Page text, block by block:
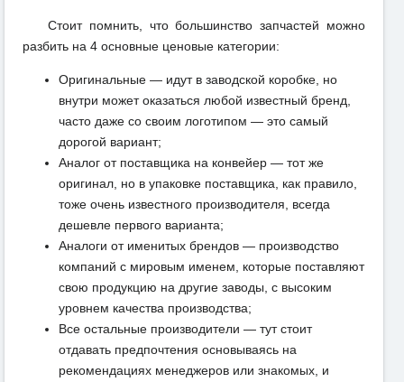
Стоит помнить, что большинство запчастей можно
разбить на 4 основные ценовые категории:
Оригинальные — идут в заводской коробке, но
внутри может оказаться любой известный бренд,
часто даже со своим логотипом — это самый
дорогой вариант;
Аналог от поставщика на конвейер — тот же
оригинал, но в упаковке поставщика, как правило,
тоже очень известного производителя, всегда
дешевле первого варианта;
Аналоги от именитых брендов — производство
компаний с мировым именем, которые поставляют
свою продукцию на другие заводы, с высоким
уровнем качества производства;
Все остальные производители — тут стоит
отдавать предпочтения основываясь на
рекомендациях менеджеров или знакомых, и